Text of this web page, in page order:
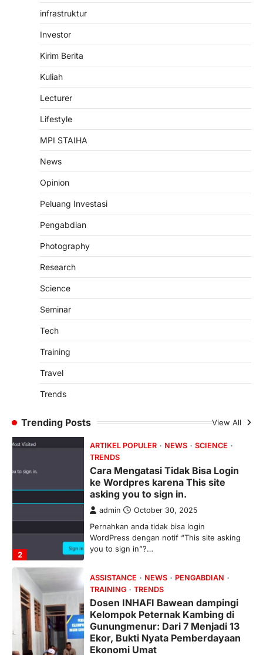
infrastruktur
Investor
Kirim Berita
Kuliah
Lecturer
Lifestyle
MPI STAIHA
News
Opinion
Peluang Investasi
Pengabdian
Photography
Research
Science
Seminar
Tech
Training
Travel
Trends
Trending Posts View All
TRAINING
TRENDS
Gunungmenur: Dari 7 Menjadi 13
Ekonomi Umat
pengabdian kepada masyarakat, Nurul
PENGABDIAN SEMINAR
Seminar Nasional 2024:
Muwafiqus Shobri Dosen STAI
admin December 29, 2024
1
dan Proaktif di Grup Dosen
2
ARTIKEL POPULER NEWS
SCIENCE
TRENDS
Cara Mengatasi Tidak Bisa Login
ke Wordpres karena This site
asking you to sign in.
admin October 30, 2025
Pernahkan anda tidak bisa login
WordPress dengan notif “This site asking
you to sign in”?…
ASSISTANCE NEWS
PENGABDIAN
TRAINING
TRENDS
Dosen INHAFI Bawean dampingi
Kelompok Peternak Kambing di
Gunungmenur: Dari 7 Menjadi 13
Ekor, Bukti Nyata Pemberdayaan
Ekonomi Umat